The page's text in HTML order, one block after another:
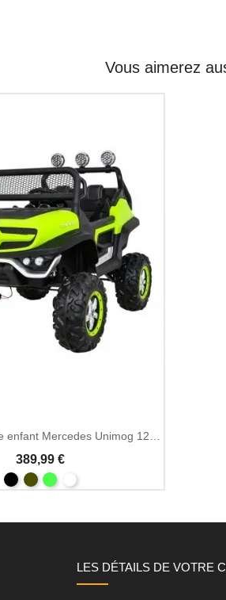
Vous aimerez
Voiture électrique enfant Mercedes Unimog 12V MP3
389,99 €
LES DÉTAILS DE VOTRE